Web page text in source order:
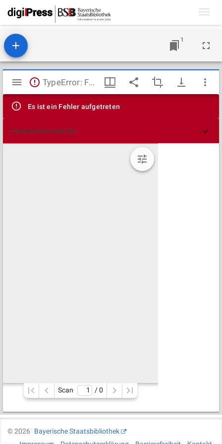
1
Mirador
Viewer
TypeError: Failed to fetch
Es ist ein Fehler aufgetreten
Technische Details
Scan / 0
©2026
Bayerische Staatsbibliothek